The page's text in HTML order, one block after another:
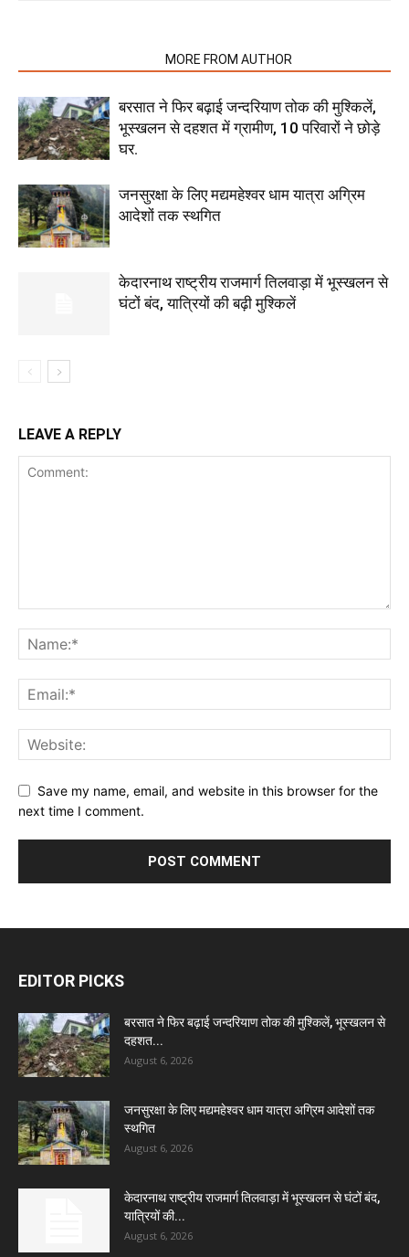
MORE FROM AUTHOR
बरसात ने फिर बढ़ाई जन्दरियाण तोक की मुश्किलें,
भूस्खलन से दहशत में ग्रामीण, 10 परिवारों ने छोड़े
घर.
जनसुरक्षा के लिए मद्यमहेश्वर धाम यात्रा अग्रिम
आदेशों तक स्थगित
केदारनाथ राष्ट्रीय राजमार्ग तिलवाड़ा में भूस्खलन से
घंटों बंद, यात्रियों की बढ़ी मुश्किलें
LEAVE A REPLY
Save my name, email, and website in this browser for the
next time I comment.
EDITOR PICKS
बरसात ने फिर बढ़ाई जन्दरियाण तोक की मुश्किलें, भूस्खलन से
दहशत...
August 6, 2026
जनसुरक्षा के लिए मद्यमहेश्वर धाम यात्रा अग्रिम आदेशों तक
स्थगित
August 6, 2026
केदारनाथ राष्ट्रीय राजमार्ग तिलवाड़ा में भूस्खलन से घंटों बंद,
यात्रियों की...
August 6, 2026